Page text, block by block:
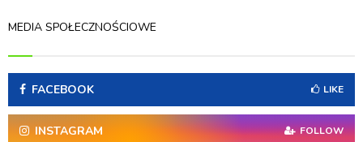
c
:
C
MEDIA SPOŁECZNOŚCIOWE
FACEBOOK LIKE
INSTAGRAM FOLLOW